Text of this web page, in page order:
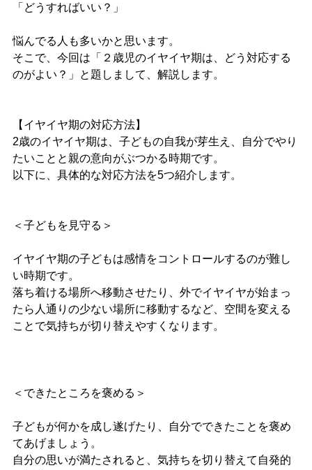
「どうすればいい？」
悩んでる人も多いかと思います。
そこで、今回は「 ２歳児のイヤイヤ期は、どう対応する
のがよい？ 」と題しまして、解説します。
【イヤイヤ期の対応方法】
2歳のイヤイヤ期は、子どもの自我が芽生え、自分でやり
たいことと親の意向がぶつかる時期です。
以下に、具体的な対応方法を5つ紹介します。
＜子どもを見守る＞
イヤイヤ期の子どもは感情をコントロールするのが難し
い時期です。
落ち着ける場所へ移動させたり、外でイヤイヤが始まっ
たら人通りの少ない場所に移動するなど、空間を変える
ことで気持ちが切り替えやすくなります。
＜できたところを褒める＞
子どもが何かを成し遂げたり、自分でできたことを褒め
てあげましょう。
自分の思いが満たされると、気持ちを切り替えて自発的